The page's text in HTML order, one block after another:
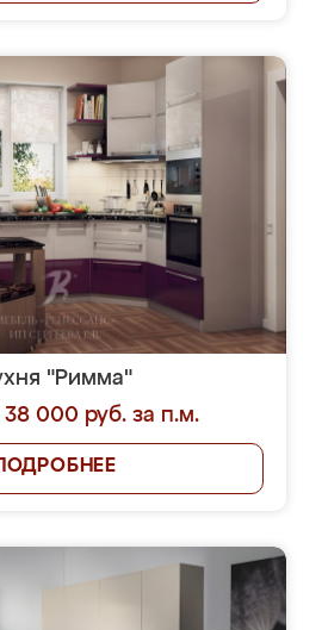
"Римма"
38 000 руб. за п.м.